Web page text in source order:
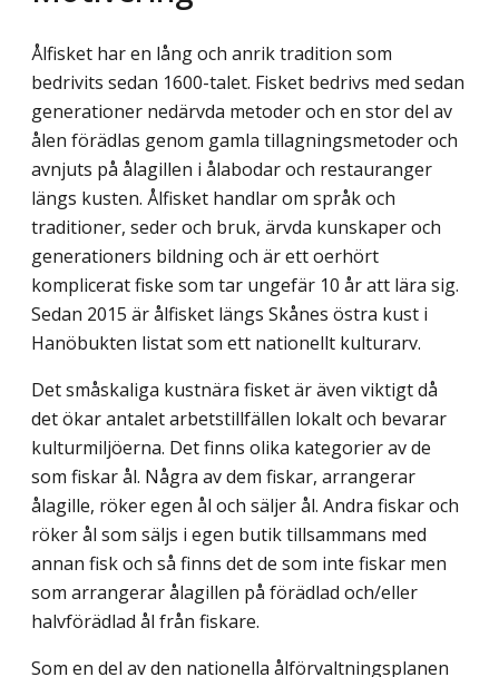
Ålfisket har en lång och anrik tradition som
bedrivits sedan 1600-talet. Fisket bedrivs med sedan
generationer nedärvda metoder och en stor del av
ålen förädlas genom gamla tillagningsmetoder och
avnjuts på ålagillen i ålabodar och restauranger
längs kusten. Ålfisket handlar om språk och
traditioner, seder och bruk, ärvda kunskaper och
genera­tioners bildning och är ett oerhört
komplicerat fiske som tar ungefär 10 år att lära sig.
Sedan 2015 är ålfisket längs Skånes östra kust i
Hanöbukten listat som ett nationellt kulturarv.
Det småskaliga kustnära fisket är även viktigt då
det ökar antalet arbetstillfällen lokalt och bevarar
kulturmiljöerna. Det finns olika kategorier av de
som fiskar ål. Några av dem fiskar, arrangerar
ålagille, röker egen ål och säljer ål. Andra fiskar och
röker ål som säljs i egen butik tillsammans med
annan fisk och så finns det de som inte fiskar men
som arrangerar ålagillen på förädlad och/eller
halvförädlad ål från fiskare.
Som en del av den nationella ålförvaltningsplanen